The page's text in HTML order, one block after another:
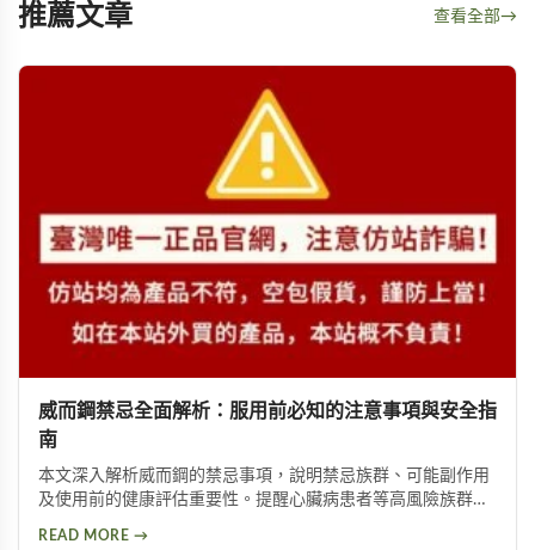
推薦文章 查看全部→
威而鋼禁忌全面解析：服用前必知的注意事項與安全指
南
本文深入解析威而鋼的禁忌事項，說明禁忌族群、可能副作用
及使用前的健康評估重要性。提醒心臟病患者等高風險族群應
READ MORE →